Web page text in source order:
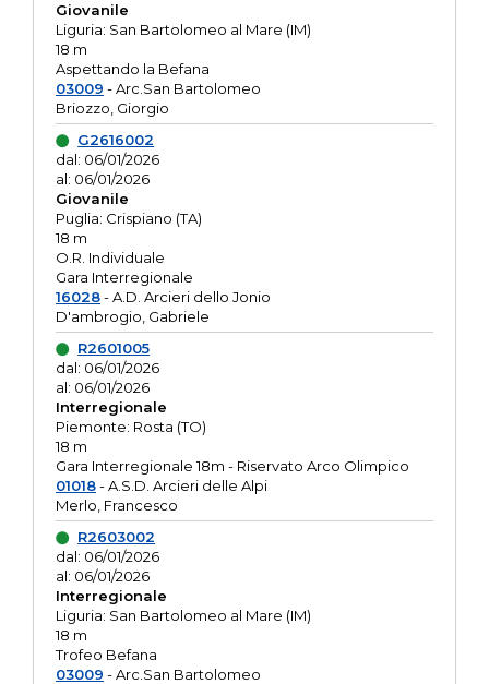
Giovanile
Liguria: San Bartolomeo al Mare (IM)
18 m
Aspettando la Befana
03009 - Arc.San Bartolomeo
Briozzo, Giorgio
G2616002
dal: 06/01/2026
al: 06/01/2026
Giovanile
Puglia: Crispiano (TA)
18 m
O.R. Individuale
Gara Interregionale
16028- A.D. Arcieri dello Jonio
D'ambrogio, Gabriele
R2601005
dal: 06/01/2026
al: 06/01/2026
Interregionale
Piemonte: Rosta (TO)
18 m
Gara Interregionale 18m - Riservato Arco Olimpico
01018- A.S.D. Arcieri delle Alpi
Merlo, Francesco
R2603002
dal: 06/01/2026
al: 06/01/2026
Interregionale
Liguria: San Bartolomeo al Mare (IM)
18 m
Trofeo Befana
03009 - Arc.San Bartolomeo